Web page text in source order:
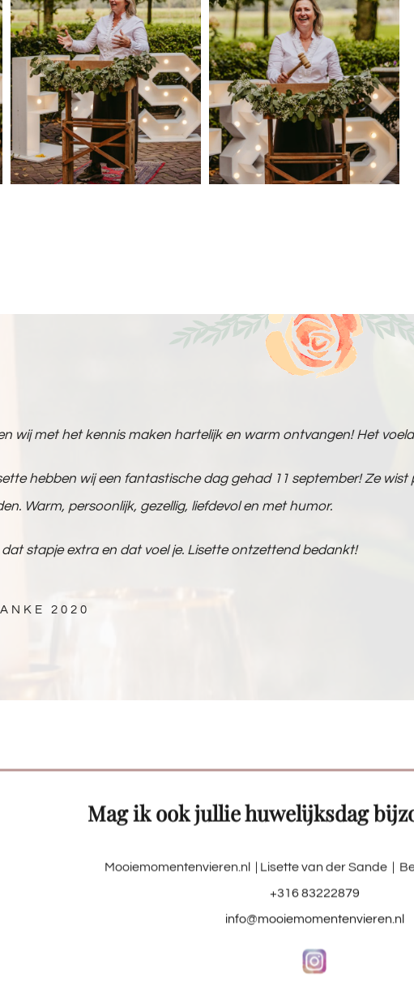
wij met het kennis maken hartelijk en warm ontvangen! Het
hebben wij een fantastische dag gehad 11 september! Ze
Warm, persoonlijk, gezellig, liefdevol en met humor.
stapje extra en dat voel je. Lisette ontzettend bedankt!
2020
+316 83222879
info@mooiemomentenvieren.nl